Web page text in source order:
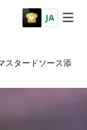
JA
スタードソース添